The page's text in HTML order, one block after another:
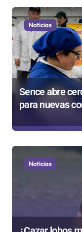
Noticias
Sence abre
para nuevas
Noticias